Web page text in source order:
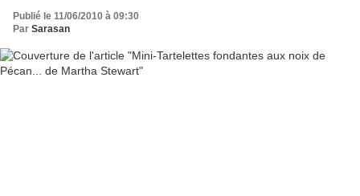
Publié le 11/06/2010 à 09:30
Par Sarasan